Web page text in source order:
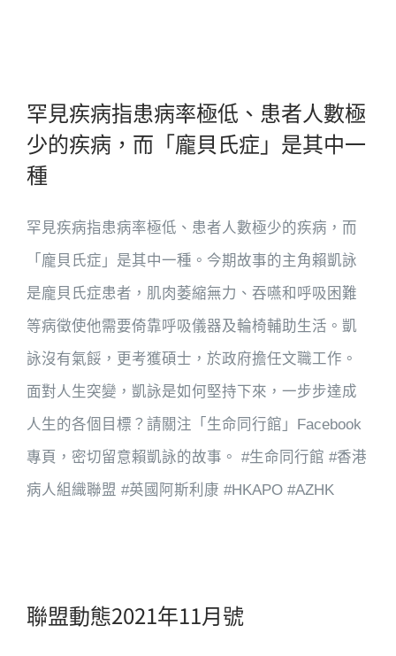
罕見疾病指患病率極低、患者人數極
少的疾病，而「龐貝氏症」是其中一
種
罕見疾病指患病率極低、患者人數極少的疾病，而
「龐貝氏症」是其中一種。今期故事的主角賴凱詠
是龐貝氏症患者，肌肉萎縮無力、吞嚥和呼吸困難
等病徵使他需要倚靠呼吸儀器及輪椅輔助生活。凱
詠沒有氣餒，更考獲碩士，於政府擔任文職工作。
面對人生突變，凱詠是如何堅持下來，一步步達成
人生的各個目標？請關注「生命同行館」Facebook
專頁，密切留意賴凱詠的故事。 #生命同行館 #香港
病人組織聯盟 #英國阿斯利康 #HKAPO #AZHK
聯盟動態2021年11月號